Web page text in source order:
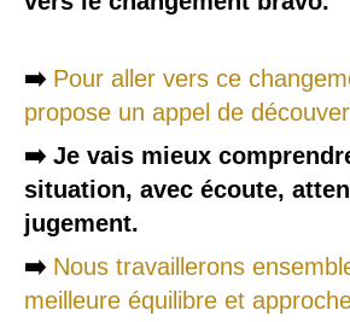
➡️ Pour aller vers ce
propose un appel de
➡️ Je vais mieux
situation, avec écoute,
jugement.
➡️ Nous travaillerons
meilleure équilibre et